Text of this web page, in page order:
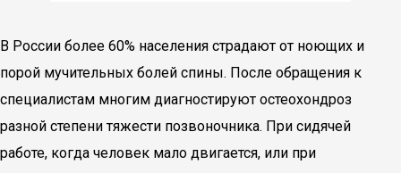
В России более 60% населения страдают от ноющих и
порой мучительных болей спины. После обращения к
специалистам многим диагностируют остеохондроз
разной степени тяжести позвоночника. При сидячей
работе, когда человек мало двигается, или при